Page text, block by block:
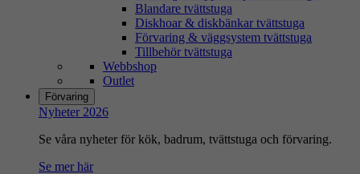
Blandare tvättstuga
Diskhoar & diskbänkar tvättstuga
Förvaring & väggsystem tvättstuga
Tillbehör tvättstuga
Webbshop
Outlet
Förvaring
Nyheter 2026
Se våra nyheter för kök, badrum, tvättstuga och förvaring.
Se mer här